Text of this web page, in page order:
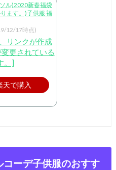
ル)2020新春福袋
ます。)子供服 福
12/17時点)
天で購入
コーデ子供服のおすす